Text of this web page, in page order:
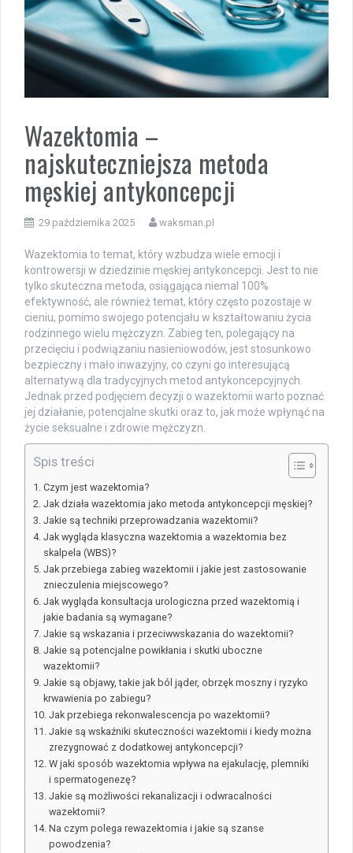
Wazektomia –
najskuteczniejsza metoda
męskiej antykoncepcji
29 października 2025 waksman.pl
Wazektomia to temat, który wzbudza wiele emocji i
kontrowersji w dziedzinie męskiej antykoncepcji. Jest to nie
tylko skuteczna metoda, osiągająca niemal 100%
efektywność, ale również temat, który często pozostaje w
cieniu, pomimo swojego potencjału w kształtowaniu życia
rodzinnego wielu mężczyzn. Zabieg ten, polegający na
przecięciu i podwiązaniu nasieniowodów, jest stosunkowo
bezpieczny i mało inwazyjny, co czyni go interesującą
alternatywą dla tradycyjnych metod antykoncepcyjnych.
Jednak przed podjęciem decyzji o wazektomii warto poznać
jej działanie, potencjalne skutki oraz to, jak może wpłynąć na
życie seksualne i zdrowie mężczyzn.
Spis treści
Czym jest wazektomia?
Jak działa wazektomia jako metoda antykoncepcji męskiej?
Jakie są techniki przeprowadzania wazektomii?
Jak wygląda klasyczna wazektomia a wazektomia bez
skalpela (WBS)?
Jak przebiega zabieg wazektomii i jakie jest zastosowanie
znieczulenia miejscowego?
Jak wygląda konsultacja urologiczna przed wazektomią i
jakie badania są wymagane?
Jakie są wskazania i przeciwwskazania do wazektomii?
Jakie są potencjalne powikłania i skutki uboczne
wazektomii?
Jakie są objawy, takie jak ból jąder, obrzęk moszny i ryzyko
krwawienia po zabiegu?
Jak przebiega rekonwalescencja po wazektomii?
Jakie są wskaźniki skuteczności wazektomii i kiedy można
zrezygnować z dodatkowej antykoncepcji?
W jaki sposób wazektomia wpływa na ejakulację, plemniki
i spermatogenezę?
Jakie są możliwości rekanalizacji i odwracalności
wazektomii?
Na czym polega rewazektomia i jakie są szanse
powodzenia?